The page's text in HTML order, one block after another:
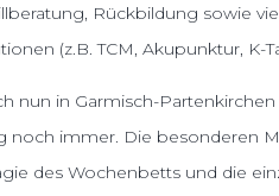
Rückbildung sowie
(z.B. TCM, Akupunktur, K-
nun in Garmisch-
noch immer. Die
des Wochenbetts und die